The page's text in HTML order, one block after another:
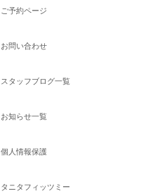
ご予約ページ
お問い合わせ
スタッフブログ一覧
お知らせ一覧
個人情報保護
タニタフィッツミー